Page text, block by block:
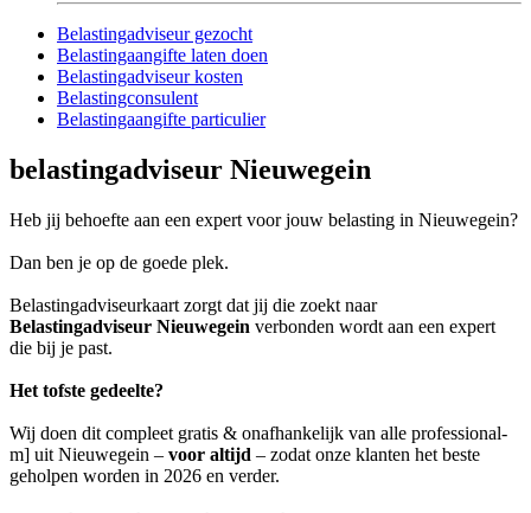
Belastingadviseur gezocht
Belastingaangifte laten doen
Belastingadviseur kosten
Belastingconsulent
Belastingaangifte particulier
belastingadviseur Nieuwegein
Heb jij behoefte aan een expert voor jouw belasting in Nieuwegein?
Dan ben je op de goede plek.
Belastingadviseurkaart zorgt dat jij die zoekt naar
Belastingadviseur Nieuwegein verbonden wordt aan een expert
die bij je past.
Het tofste gedeelte?
Wij doen dit compleet gratis & onafhankelijk van alle professional-
m] uit Nieuwegein – voor altijd – zodat onze klanten het beste
geholpen worden in 2026 en verder.